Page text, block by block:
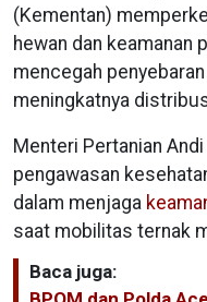
(Kementan)
hewan dan keamanan
mencegah
meningkatnya
Menteri Pertanian
pengawasan
dalam menjaga
saat mobilitas ternak
Baca juga: